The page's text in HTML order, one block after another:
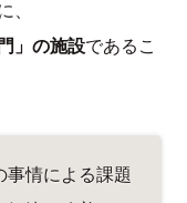
、
」の施設であるこ
事情による課題